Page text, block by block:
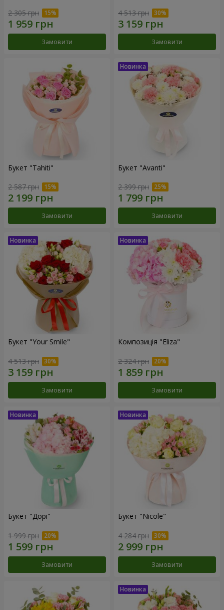
2 305 грн
Замовити
4 513 грн
Замовити
Букет "Tahiti"
2 587 грн
Замовити
Букет "Avanti"
2 399 грн
Замовити
Букет "Your Smile"
4 513 грн
Замовити
Композиція "Eliza"
2 324 грн
Замовити
Букет "Дорі"
1 999 грн
Замовити
Букет "Nicole"
4 284 грн
Замовити